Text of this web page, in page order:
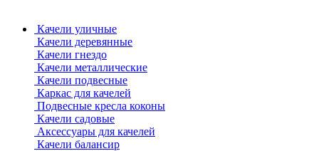
Качели уличные
Качели деревянные
Качели гнездо
Качели металлические
Качели подвесные
Каркас для качелей
Подвесные кресла коконы
Качели садовые
Аксессуары для качелей
Качели балансир